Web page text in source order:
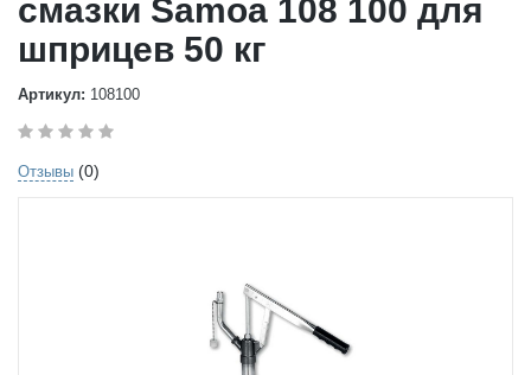
смазки Samoa 108 100 для
шприцев 50 кг
Артикул: 108100
Отзывы (0)